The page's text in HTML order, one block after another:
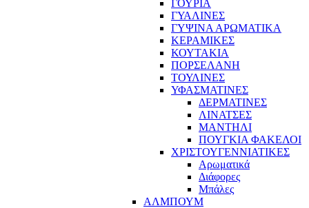
ΓΟΥΡΙΑ
ΓΥΑΛΙΝΕΣ
ΓΥΨΙΝΑ ΑΡΩΜΑΤΙΚΑ
ΚΕΡΑΜΙΚΕΣ
ΚΟΥΤΑΚΙΑ
ΠΟΡΣΕΛΑΝΗ
ΤΟΥΛΙΝΕΣ
ΥΦΑΣΜΑΤΙΝΕΣ
ΔΕΡΜΑΤΙΝΕΣ
ΛΙΝΑΤΣΕΣ
ΜΑΝΤΗΛΙ
ΠΟΥΓΚΙΑ ΦΑΚΕΛΟΙ
ΧΡΙΣΤΟΥΓΕΝΝΙΑΤΙΚΕΣ
Αρωματικά
Διάφορες
Μπάλες
ΑΛΜΠΟΥΜ